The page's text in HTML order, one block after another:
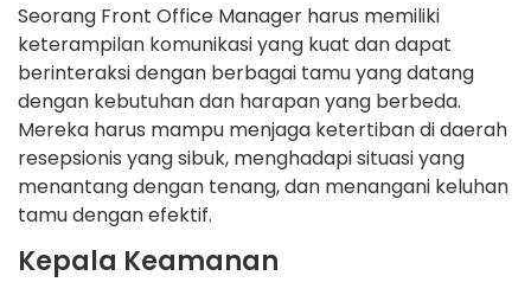
Seorang Front Office Manager harus memiliki
keterampilan komunikasi yang kuat dan dapat
berinteraksi dengan berbagai tamu yang datang
dengan kebutuhan dan harapan yang berbeda.
Mereka harus mampu menjaga ketertiban di daerah
resepsionis yang sibuk, menghadapi situasi yang
menantang dengan tenang, dan menangani keluhan
tamu dengan efektif.
Kepala Keamanan